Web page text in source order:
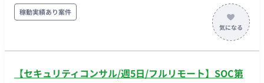
社できる方のほうが確度が高くなります。 ◆補足◆ ホテル・航
空券等の予約システムサービスを展開している企業での開発案
TypeScript・PHP ・FW ： React.js・Next.js・Laravel ・DB ：
・ソースコード管理ツール ： GitHub ・ツール：Slack・
稼動実績あり案件
【セキュリティコンサル/週5日/フルリモート】SOC第